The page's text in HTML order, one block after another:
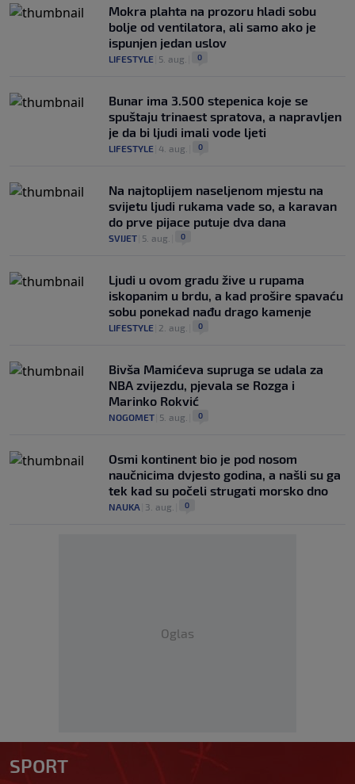
Mokra plahta na prozoru hladi sobu
bolje od ventilatora, ali samo ako je
ispunjen jedan uslov
LIFESTYLE 5. aug. 0
Bunar imа 3.500 stepenica koje se
spuštaju trinaest spratova, a napravljen
je da bi ljudi imali vode ljeti
LIFESTYLE 4. aug. 0
Na najtoplijem naseljenom mjestu na
svijetu ljudi rukama vade so, a karavan
do prve pijace putuje dva dana
SVIJET 5. aug. 0
Ljudi u ovom gradu žive u rupama
iskopanim u brdu, a kad prošire spavaću
sobu ponekad nađu drago kamenje
LIFESTYLE 2. aug. 0
Bivša Mamićeva supruga se udala za
NBA zvijezdu, pjevala se Rozga i
Marinko Rokvić
NOGOMET 5. aug. 0
Osmi kontinent bio je pod nosom
naučnicima dvjesto godina, a našli su ga
tek kad su počeli strugati morsko dno
NAUKA 3. aug. 0
Oglas
SPORT